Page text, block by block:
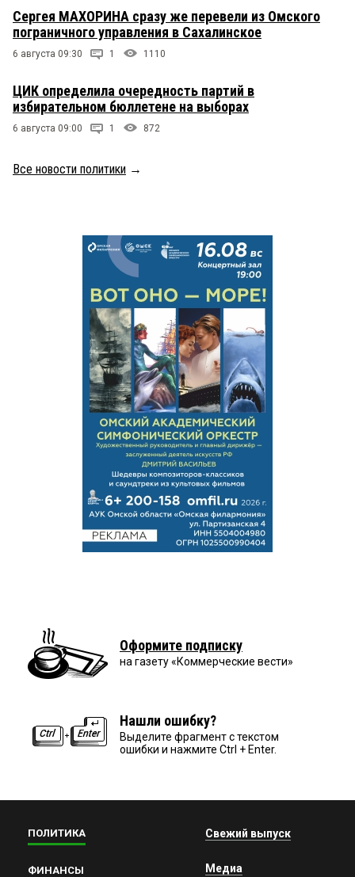
Сергея МАХОРИНА сразу же перевели из Омского
пограничного управления в Сахалинское
6 августа 09:30 1 1110
ЦИК определила очередность партий в
избирательном бюллетене на выборах
6 августа 09:00 1 872
Все новости политики →
Оформите подписку
на газету «Коммерческие вести»
Нашли ошибку?
Выделите фрагмент с текстом
ошибки и нажмите Ctrl + Enter.
ПОЛИТИКА
ФИНАНСЫ
Свежий выпуск
Медиа